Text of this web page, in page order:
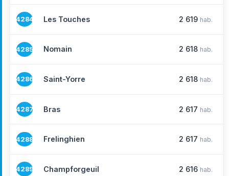
4284 Les Touches 2 619 hab.
4285 Nomain 2 618 hab.
4286 Saint-Yorre 2 618 hab.
4287 Bras 2 617 hab.
4288 Frelinghien 2 617 hab.
4289 Champforgeuil 2 616 hab.